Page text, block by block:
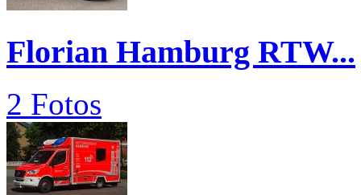
Florian Hamburg RTW...
2 Fotos